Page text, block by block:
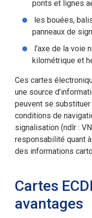
ponts et lignes
les bouées,
panneaux de
l’axe de la voie
kilométrique et
Ces cartes
une source
peuvent se
conditions de
signalisation (ndlr :
responsabilité quant
des informations
Cartes
avantages